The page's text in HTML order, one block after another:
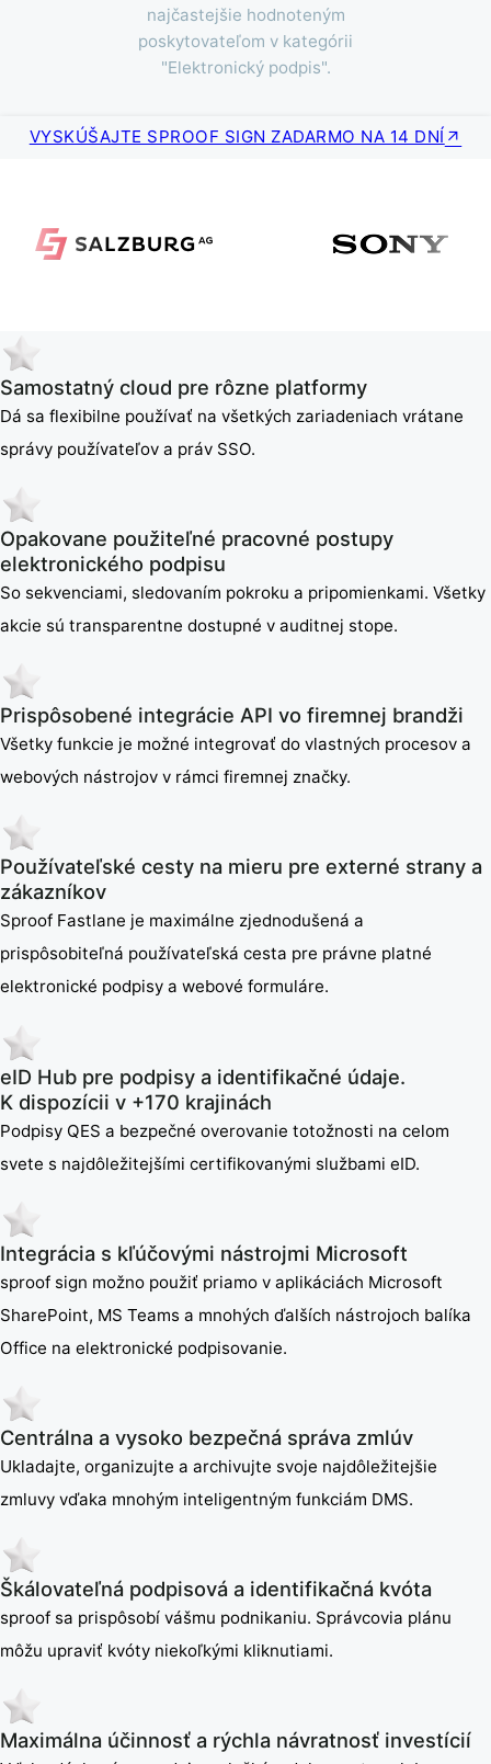
najčastejšie hodnoteným
poskytovateľom v kategórii
"Elektronický podpis".
VYSKÚŠAJTE SPROOF SIGN ZADARMO NA 14 DNÍ
Samostatný cloud pre rôzne platformy
Dá sa flexibilne používať na všetkých zariadeniach vrátane
správy používateľov a práv SSO.
Opakovane použiteľné pracovné postupy
elektronického podpisu
So sekvenciami, sledovaním pokroku a pripomienkami. Všetky
akcie sú transparentne dostupné v auditnej stope.
Prispôsobené integrácie API vo firemnej brandži
Všetky funkcie je možné integrovať do vlastných procesov a
webových nástrojov v rámci firemnej značky.
Používateľské cesty na mieru pre externé strany a
zákazníkov
Sproof Fastlane je maximálne zjednodušená a
prispôsobiteľná používateľská cesta pre právne platné
elektronické podpisy a webové formuláre.
eID Hub pre podpisy a identifikačné údaje.
K dispozícii v +170 krajinách
Podpisy QES a bezpečné overovanie totožnosti na celom
svete s najdôležitejšími certifikovanými službami eID.
Integrácia s kľúčovými nástrojmi Microsoft
sproof sign možno použiť priamo v aplikáciách Microsoft
SharePoint, MS Teams a mnohých ďalších nástrojoch balíka
Office na elektronické podpisovanie.
Centrálna a vysoko bezpečná správa zmlúv
Ukladajte, organizujte a archivujte svoje najdôležitejšie
zmluvy vďaka mnohým inteligentným funkciám DMS.
Škálovateľná podpisová a identifikačná kvóta
sproof sa prispôsobí vášmu podnikaniu. Správcovia plánu
môžu upraviť kvóty niekoľkými kliknutiami.
Maximálna účinnosť a rýchla návratnosť investícií